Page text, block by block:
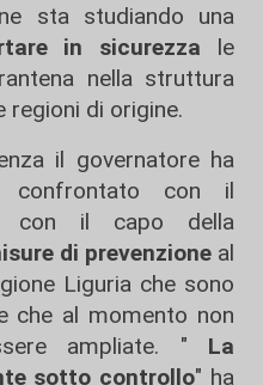
sta studiando una
in sicurezza le
nella struttura
regioni di origine.
il governatore ha
confrontato con il
con il capo della
di prevenzione al
Liguria che sono
che al momento non
ampliate. " La
sotto controllo" ha